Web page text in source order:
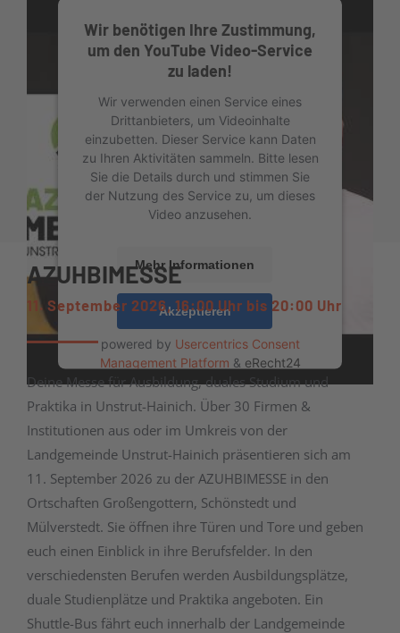
Wir benötigen Ihre Zustimmung,
um den YouTube Video-Service
zu laden!
Wir verwenden einen Service eines
Drittanbieters, um Videoinhalte
einzubetten. Dieser Service kann Daten
zu Ihren Aktivitäten sammeln. Bitte lesen
Sie die Details durch und stimmen Sie
der Nutzung des Service zu, um dieses
Video anzusehen.
Mehr Informationen
Akzeptieren
powered by Usercentrics Consent
Management Platform & eRecht24
AZUHBIMESSE
11. September 2026, 16:00 Uhr bis 20:00 Uhr
Deine Messe für Ausbildung, duales Studium und
Praktika in Unstrut-Hainich. Über 30 Firmen &
Institutionen aus oder im Umkreis von der
Landgemeinde Unstrut-Hainich präsentieren sich am
11. September 2026 zu der AZUHBIMESSE in den
Ortschaften Großengottern, Schönstedt und
Mülverstedt. Sie öffnen ihre Türen und Tore und geben
euch einen Einblick in ihre Berufsfelder. In den
verschiedensten Berufen werden Ausbildungsplätze,
duale Studienplätze und Praktika angeboten. Ein
Shuttle-Bus fährt euch innerhalb der Landgemeinde